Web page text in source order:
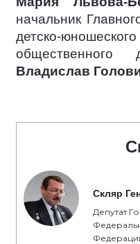
начальник
детско-
общественного
Владислав
Скляр
Депутат